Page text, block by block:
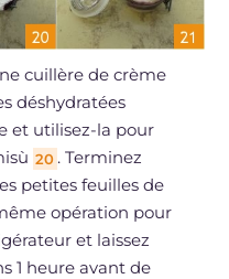
cuillère de crème
déshydratées
et utilisez-la pour
20 . Terminez
petites feuilles de
opération pour
et laissez
1 heure avant de